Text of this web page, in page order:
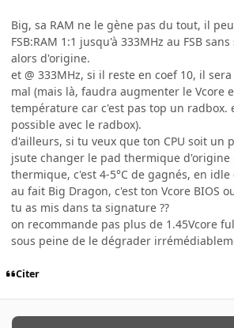
Big, sa RAM ne le gène pas du tout, il
FSB:RAM 1:1 jusqu'à 333MHz au FSB
alors d'origine.
et @ 333MHz, si il reste en coef 10, il sera
mal (mais là, faudra augmenter le Vcore
température car c'est pas top un radbox.
possible avec le radbox).
d'ailleurs, si tu veux que ton CPU soit un
jsute changer le pad thermique
thermique, c'est 4-5°C de gagnés, en
au fait Big Dragon, c'est ton Vcore BIOS
tu as mis dans ta signature ??
on recommande pas plus de 1.45Vcore
sous peine de le dégrader
Citer